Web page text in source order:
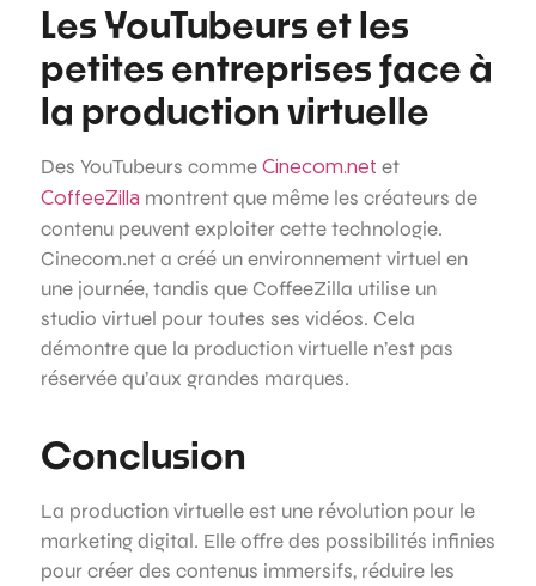
Les YouTubeurs et les
petites entreprises face à
la production virtuelle
Des YouTubeurs comme Cinecom.net et
CoffeeZilla montrent que même les créateurs de
contenu peuvent exploiter cette technologie.
Cinecom.net a créé un environnement virtuel en
une journée, tandis que CoffeeZilla utilise un
studio virtuel pour toutes ses vidéos. Cela
démontre que la production virtuelle n’est pas
réservée qu’aux grandes marques.
Conclusion
La production virtuelle est une révolution pour le
marketing digital. Elle offre des possibilités infinies
pour créer des contenus immersifs, réduire les